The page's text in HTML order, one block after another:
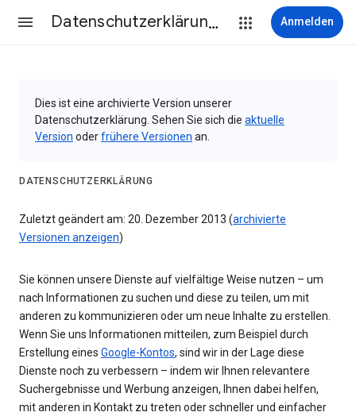
Datenschutzerklärung & Nutzungsbedingungen Anmelden
Dies ist eine archivierte Version unserer
Datenschutzerklärung. Sehen Sie sich die aktuelle
Version oderfrühere Versionen an.
DATENSCHUTZERKLÄRUNG
Zuletzt geändert am: 20. Dezember 2013 (archivierte
Versionen anzeigen)
Sie können unsere Dienste auf vielfältige Weise nutzen – um
nach Informationen zu suchen und diese zu teilen, um mit
anderen zu kommunizieren oder um neue Inhalte zu erstellen.
Wenn Sie uns Informationen mitteilen, zum Beispiel durch
Erstellung eines Google-Kontos, sind wir in der Lage diese
Dienste noch zu verbessern – indem wir Ihnen relevantere
Suchergebnisse und Werbung anzeigen, Ihnen dabei helfen,
mit anderen in Kontakt zu treten oder schneller und einfacher